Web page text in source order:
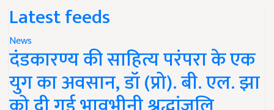
Latest feeds
News
दंडकारण्य की साहित्य परंपरा के एक
युग का अवसान, डॉ (प्रो). बी. एल. झा